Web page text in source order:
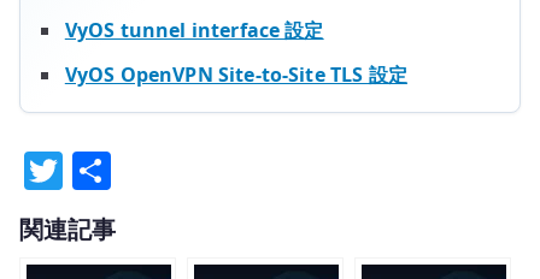
VyOS tunnel interface 設定
VyOS OpenVPN Site-to-Site TLS 設定
T
w
it
有
関連記事